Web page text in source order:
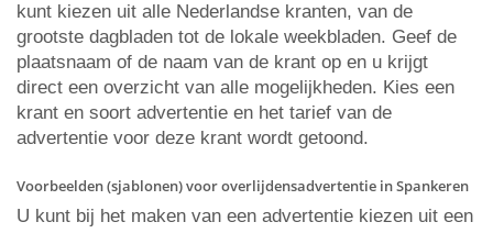
kunt kiezen uit alle Nederlandse kranten, van de
grootste dagbladen tot de lokale weekbladen. Geef de
plaatsnaam of de naam van de krant op en u krijgt
direct een overzicht van alle mogelijkheden. Kies een
krant en soort advertentie en het tarief van de
advertentie voor deze krant wordt getoond.
Voorbeelden (sjablonen) voor overlijdensadvertentie in Spankeren
U kunt bij het maken van een advertentie kiezen uit een